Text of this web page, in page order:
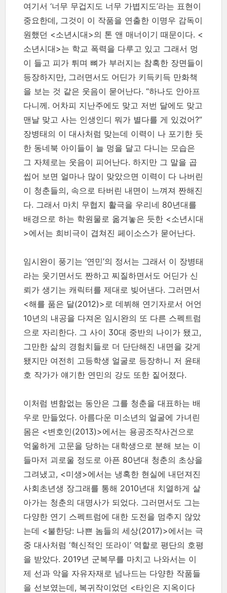
여기서 ‘너무 무겁지도 너무 가볍지도’라는 표현이
중요한데, 그것이 이 작품을 연출한 이명우 감독이
원했던 <소년시대>의 톤 앤 매너이기 때문이다. <
소년시대>는 학교 폭력을 다루고 있고 그래서 멍
이 들고 피가 튀며 뼈가 부러지는 참혹한 장면들이
등장하지만, 그러면서도 어딘가 키득키득 만화책
을 보는 것 같은 웃음이 묻어난다. “하나도 안아프
다니께. 어차피 지난주에도 맞고 저번 달에도 맞고
맨날 맞고 사는 인생인디 뭐가 별다를 게 있겄어?”
장병태의 이 대사처럼 맞는데 이력이 나 포기한 듯
한 동네북 아이들이 늘 멍을 달고 다니는 모습은
그 자체로는 웃음이 피어난다. 하지만 그 말을 곱
씹어 보면 얼마나 많이 맞았으면 이력이 다 나버린
이 청춘들의, 속으로 타버린 내면이 느껴져 짠해진
다. 그래서 마치 무협지 활극을 우리네 80년대를
배경으로 하는 학원물로 옮겨놓은 듯한 <소년시대
>에서는 희비극이 겹쳐진 페이소스가 묻어난다.
임시완이 풍기는 ‘연민’의 정서는 그래서 이 장병태
라는 웃기면서도 짠하고 찌질하면서도 어딘가 신
뢰가 생기는 캐릭터를 제대로 빚어낸다. 그러면서
<해를 품은 달(2012)>로 데뷔해 연기자로서 어언
10년의 내공을 다져온 임시완의 또 다른 스펙트럼
으로 자리한다. 그 사이 30대 중반의 나이가 됐고,
그만한 삶의 경험치들로 더 단단해진 내면을 갖게
됐지만 여전히 고등학생 얼굴로 등장하니 저 윤태
호 작가가 얘기한 연민의 강도 또한 짙어졌다.
이처럼 변함없는 동안은 그를 청춘을 대표하는 배
우로 만들었다. 아름다운 미소년의 얼굴에 가녀린
몸은 <변호인(2013)>에서는 용공조작사건으로
억울하게 고문을 당하는 대학생으로 분해 보는 이
들마저 괴로울 정도로 아픈 80년대 청춘의 초상을
그려냈고, <미생>에서는 냉혹한 현실에 내던져진
사회초년생 장그래를 통해 2010년대 치열하게 살
아가는 청춘의 대명사가 되었다. 그러면서도 그는
다양한 연기 스펙트럼에 대한 도전을 멈추지 않았
는데 <불한당: 나쁜 놈들의 세상(2017)>에서는 극
중 대사처럼 ‘혁신적인 또라이’ 역할로 평단의 호평
을 받았다. 2019년 군복무를 마치고 나와서는 이
제 선과 악을 자유자재로 넘나드는 다양한 작품들
을 선보였는데, 복귀작이었던 <타인은 지옥이다